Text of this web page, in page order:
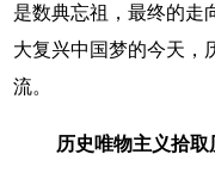
是数典忘祖，最终的走
大复兴中国梦的今天，
流。
历史唯物主义拾